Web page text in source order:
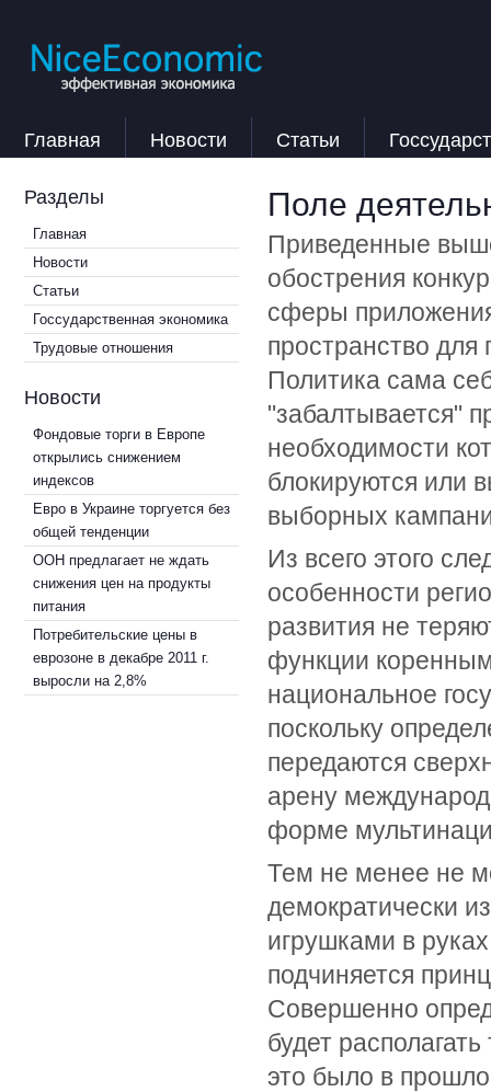
Главная Новости Статьи
Разделы
Главная
Новости
Статьи
Госсударственная экономика
Трудовые отношения
Новости
Фондовые торги в Европе
открылись снижением
индексов
Евро в Украине торгуется без
общей тенденции
ООН предлагает не ждать
снижения цен на продукты
питания
Потребительские цены в
еврозоне в декабре 2011 г.
выросли на 2,8%
Поле
Приведенные
обострения
сферы приложения
пространство для
Политика сама
"забалтывается"
необходимости
блокируются или
выборных
Из всего этого
особенности
развития не
функции
национальное
поскольку
передаются
арену
форме
Тем не менее не
демократически
игрушками в
подчиняется
Совершенно
будет
это было в